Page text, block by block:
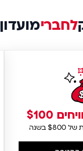
לחברימועדון
$100
בשנה